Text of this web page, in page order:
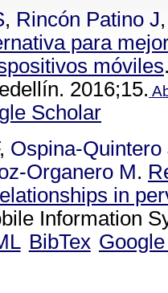
, Rincón Patino J
para
móviles
2016;15.
Scholar
, Ospina-Quintero
Organero M.
in
Information
BibTex